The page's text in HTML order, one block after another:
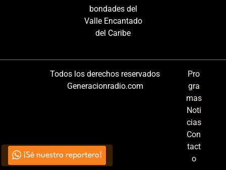
bondades del
Valle Encantado
del Caribe
Todos los derechos reservados
Generacionradio.com
Pro
gra
mas
Noti
cias
Con
tact
o
¡Sé nuestro reportero!